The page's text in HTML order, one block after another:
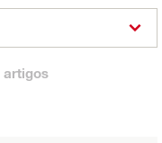
artigos